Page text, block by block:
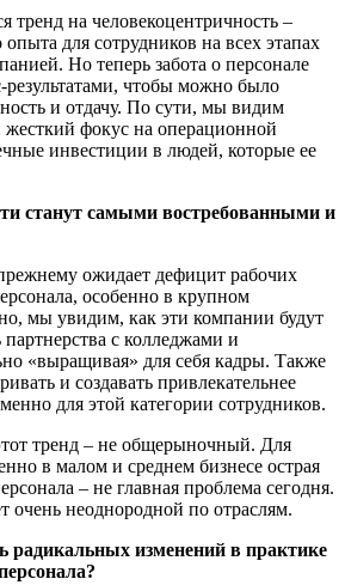
тренд на человекоцентричность –
для сотрудников на всех этапах
Но теперь забота о персонале
результатами, чтобы можно было
и отдачу. По сути, мы видим
жесткий фокус на операционной
инвестиции в людей, которые ее
станут самыми востребованными и
ожидает дефицит рабочих
особенно в крупном
мы увидим, как эти компании будут
с колледжами и
«выращивая» для себя кадры. Также
и создавать привлекательнее
для этой категории сотрудников.
тренд – не общерыночный. Для
в малом и среднем бизнесе острая
– не главная проблема сегодня.
очень неоднородной по отраслям.
радикальных изменений в практике